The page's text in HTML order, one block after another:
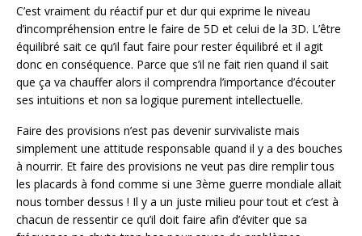
C’est vraiment du réactif pur et dur qui exprime le niveau
d’incompréhension entre le faire de 5D et celui de la 3D. L’être
équilibré sait ce qu’il faut faire pour rester équilibré et il agit
donc en conséquence. Parce que s’il ne fait rien quand il sait
que ça va chauffer alors il comprendra l’importance d’écouter
ses intuitions et non sa logique purement intellectuelle.
Faire des provisions n’est pas devenir survivaliste mais
simplement une attitude responsable quand il y a des bouches
à nourrir. Et faire des provisions ne veut pas dire remplir tous
les placards à fond comme si une 3ème guerre mondiale allait
nous tomber dessus ! Il y a un juste milieu pour tout et c’est à
chacun de ressentir ce qu’il doit faire afin d’éviter que sa